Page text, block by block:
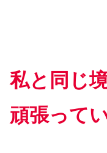
私と同じ
頑張って